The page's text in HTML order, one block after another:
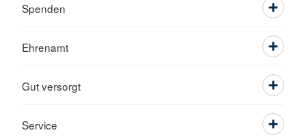
Spenden
Ehrenamt
Gut versorgt
Service